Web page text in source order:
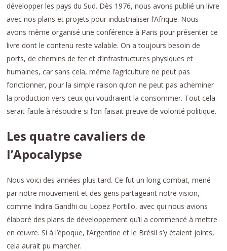
développer les pays du Sud. Dès 1976, nous avons publié un livre
avec nos plans et projets pour industrialiser l’Afrique. Nous
avons même organisé une conférence à Paris pour présenter ce
livre dont le contenu reste valable. On a toujours besoin de
ports, de chemins de fer et d’infrastructures physiques et
humaines, car sans cela, même l’agriculture ne peut pas
fonctionner, pour la simple raison qu’on ne peut pas acheminer
la production vers ceux qui voudraient la consommer. Tout cela
serait facile à résoudre si l’on faisait preuve de volonté politique.
Les quatre cavaliers de
l’Apocalypse
Nous voici des années plus tard. Ce fut un long combat, mené
par notre mouvement et des gens partageant notre vision,
comme Indira Gandhi ou Lopez Portillo, avec qui nous avions
élaboré des plans de développement qu’il a commencé à mettre
en œuvre. Si à l’époque, l’Argentine et le Brésil s’y étaient joints,
cela aurait pu marcher.